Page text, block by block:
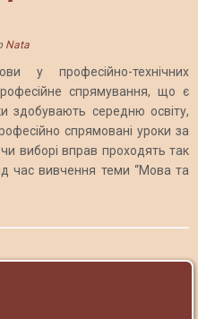
Nata
у професійно-технічних
спрямування, що є
здобувають середню освіту,
спрямовані уроки за
виборі вправ проходять так
час вивчення теми “Мова та